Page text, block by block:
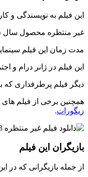
این فیلم به نویسندگی
غیر منتظره محصول سال ۱۳۸۵ است.
مدت زمان این فیلم سینمایی ۹۰ دقیقه
این فیلم در ژانر درام و
دیگر فیلم پرطرفداری که
همچنین برخی از فیلم های
زیگورات.
بازیگران این فیلم
از جمله بازیگرانی که در